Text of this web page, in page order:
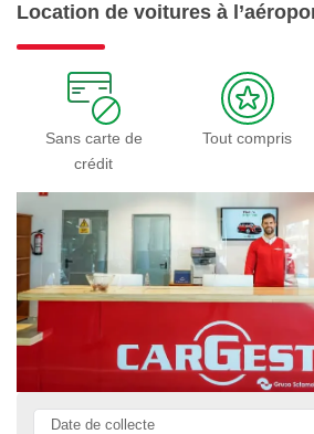
Location de voitures à
Sans carte de
crédit
Tout compris
Date de collecte